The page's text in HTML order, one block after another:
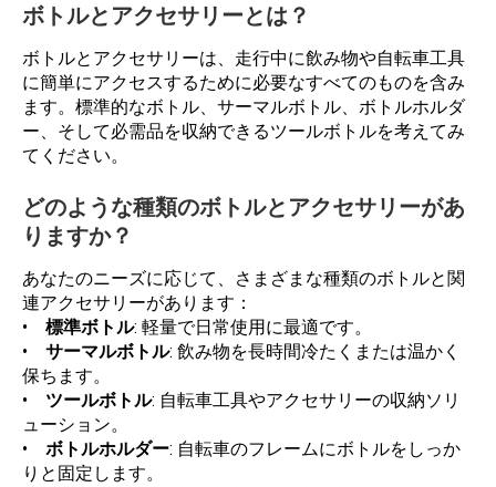
ボトルとアクセサリーとは？
ボトルとアクセサリーは、走行中に飲み物や自転車工具
に簡単にアクセスするために必要なすべてのものを含み
ます。標準的なボトル、サーマルボトル、ボトルホルダ
ー、そして必需品を収納できるツールボトルを考えてみ
てください。
どのような種類のボトルとアクセサリーがあ
りますか？
あなたのニーズに応じて、さまざまな種類のボトルと関
連アクセサリーがあります：
• 標準ボトル: 軽量で日常使用に最適です。
• サーマルボトル: 飲み物を長時間冷たくまたは温かく
保ちます。
• ツールボトル: 自転車工具やアクセサリーの収納ソリ
ューション。
• ボトルホルダー: 自転車のフレームにボトルをしっか
りと固定します。